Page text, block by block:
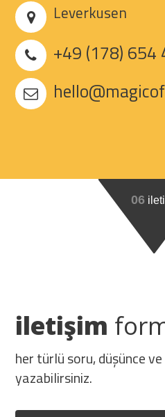
Leverkusen
+49 (178) 654
06
iletişim
her türlü soru, düşünce
yazabilirsiniz.